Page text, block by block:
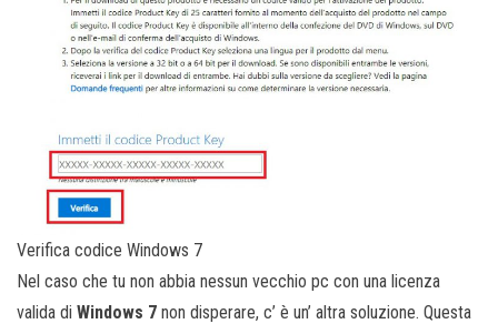
Verifica codice Windows 7
Nel caso che tu non abbia nessun vecchio pc con una licenza
valida di Windows 7 non disperare, c’ è un’ altra soluzione. Questa